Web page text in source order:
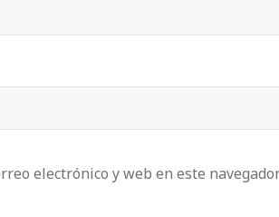
electrónico y web en este